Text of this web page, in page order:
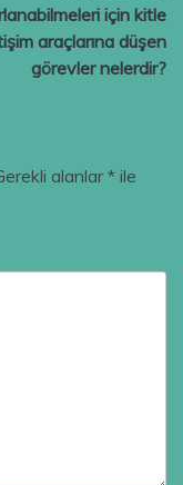
için kitle
araçlarına düşen
görevler nelerdir?
alanlar* ile